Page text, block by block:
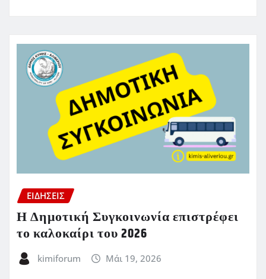
ΕΙΔΗΣΕΙΣ
Η Δημοτική Συγκοινωνία επιστρέφει
το καλοκαίρι του 2026
kimiforum Μάι 19, 2026